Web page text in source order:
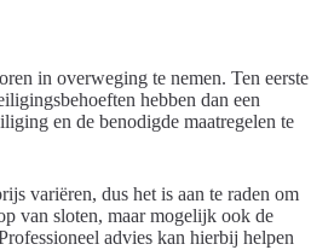
in overweging te nemen. Ten eerste
hebben dan een
en de benodigde maatregelen te
variëren, dus het is aan te raden om
van sloten, maar mogelijk ook de
advies kan hierbij helpen